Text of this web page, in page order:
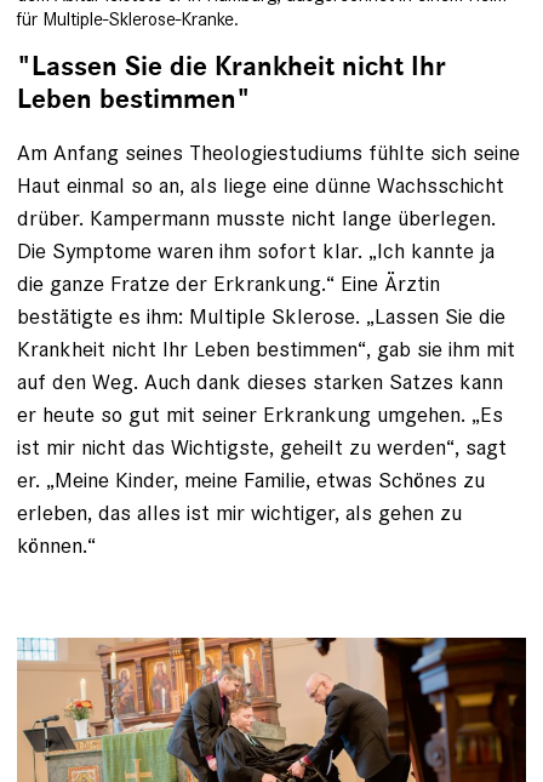
für Multiple-Sklerose-Kranke.
"Lassen Sie die Krankheit nicht Ihr
Leben bestimmen"
Am Anfang seines Theologie­studiums fühlte sich seine
Haut einmal so an, als liege eine dünne Wachsschicht
drüber. Kampermann musste nicht lange über­legen.
Die Symptome waren ihm sofort klar. „Ich kannte ja
die ganze Fratze der Erkrankung.“ Eine Ärztin
bestätigte es ihm: Multiple Sklerose. „Lassen Sie die
Krankheit nicht Ihr Leben bestimmen“, gab sie ihm mit
auf den Weg. Auch dank dieses starken Satzes kann
er heute so gut mit seiner Erkrankung umgehen. „Es
ist mir nicht das Wichtigste, geheilt zu werden“, sagt
er. „Meine Kinder, meine Familie, ­etwas Schönes zu
erleben, das alles ist mir wichtiger, als gehen zu
können.“